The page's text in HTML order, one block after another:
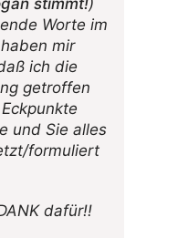
stimmt!)
Worte im
mir
ich die
getroffen
und Sie alles
formuliert
dafür!!